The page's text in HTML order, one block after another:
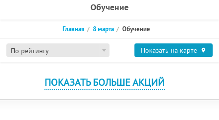
Обучение
По рейтингу
Главная 8 марта Обучение
Показать на карте
ПОКАЗАТЬ БОЛЬШЕ АКЦИЙ